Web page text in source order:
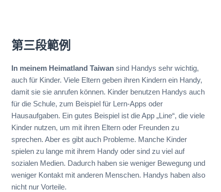
第三段範例
In meinem Heimatland Taiwan sind Handys sehr wichtig,
auch für Kinder. Viele Eltern geben ihren Kindern ein Handy,
damit sie sie anrufen können. Kinder benutzen Handys auch
für die Schule, zum Beispiel für Lern-Apps oder
Hausaufgaben. Ein gutes Beispiel ist die App „Line“, die viele
Kinder nutzen, um mit ihren Eltern oder Freunden zu
sprechen. Aber es gibt auch Probleme. Manche Kinder
spielen zu lange mit ihrem Handy oder sind zu viel auf
sozialen Medien. Dadurch haben sie weniger Bewegung und
weniger Kontakt mit anderen Menschen. Handys haben also
nicht nur Vorteile.